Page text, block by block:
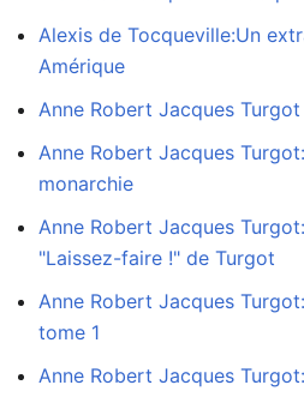
Alexis de Tocqueville:Un
Amérique
Anne Robert Jacques Turgot
Anne Robert Jacques
monarchie
Anne Robert Jacques
"Laissez-faire !" de Turgot
Anne Robert Jacques
tome 1
Anne Robert Jacques